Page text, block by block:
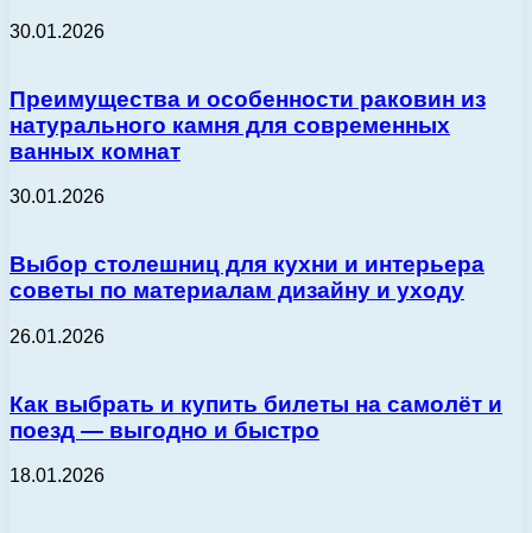
30.01.2026
Преимущества и особенности раковин из
натурального камня для современных
ванных комнат
30.01.2026
Выбор столешниц для кухни и интерьера
советы по материалам дизайну и уходу
26.01.2026
Как выбрать и купить билеты на самолёт и
поезд — выгодно и быстро
18.01.2026